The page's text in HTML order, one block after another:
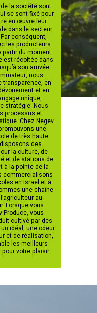
la société sont
se sont fixé pour
en œuvre leur
dans le secteur
conséquent,
les producteurs
du moment
est récoltée dans
son arrivée
nous
en
et en
unique,
stratégie. Nous
processus et
Chez Negev
une
de très haute
des
la culture, de
et de stations de
à la pointe de la
commercialisons
en Israël et à
une chaîne
au
Lorsque vous
Produce, vous
cultivé par des
idéal, une odeur
et de réalisation,
les meilleurs
votre plaisir.